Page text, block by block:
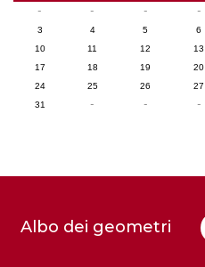
-
- - -
3
4 5 6
10
11 12 13
17
18 19 20
24
25 26 27
31
- - -
Albo dei geometri